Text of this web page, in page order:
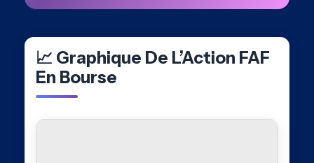
📈 Graphique De L’Action FAF
En Bourse